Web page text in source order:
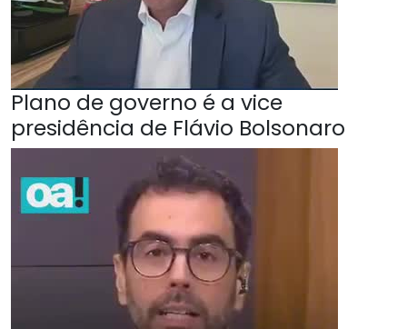
Plano de governo é a vice
presidência de Flávio Bolsonaro